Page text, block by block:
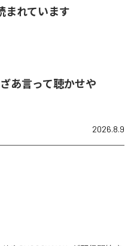
まれています
あ言って聴かせや
2026.8.9